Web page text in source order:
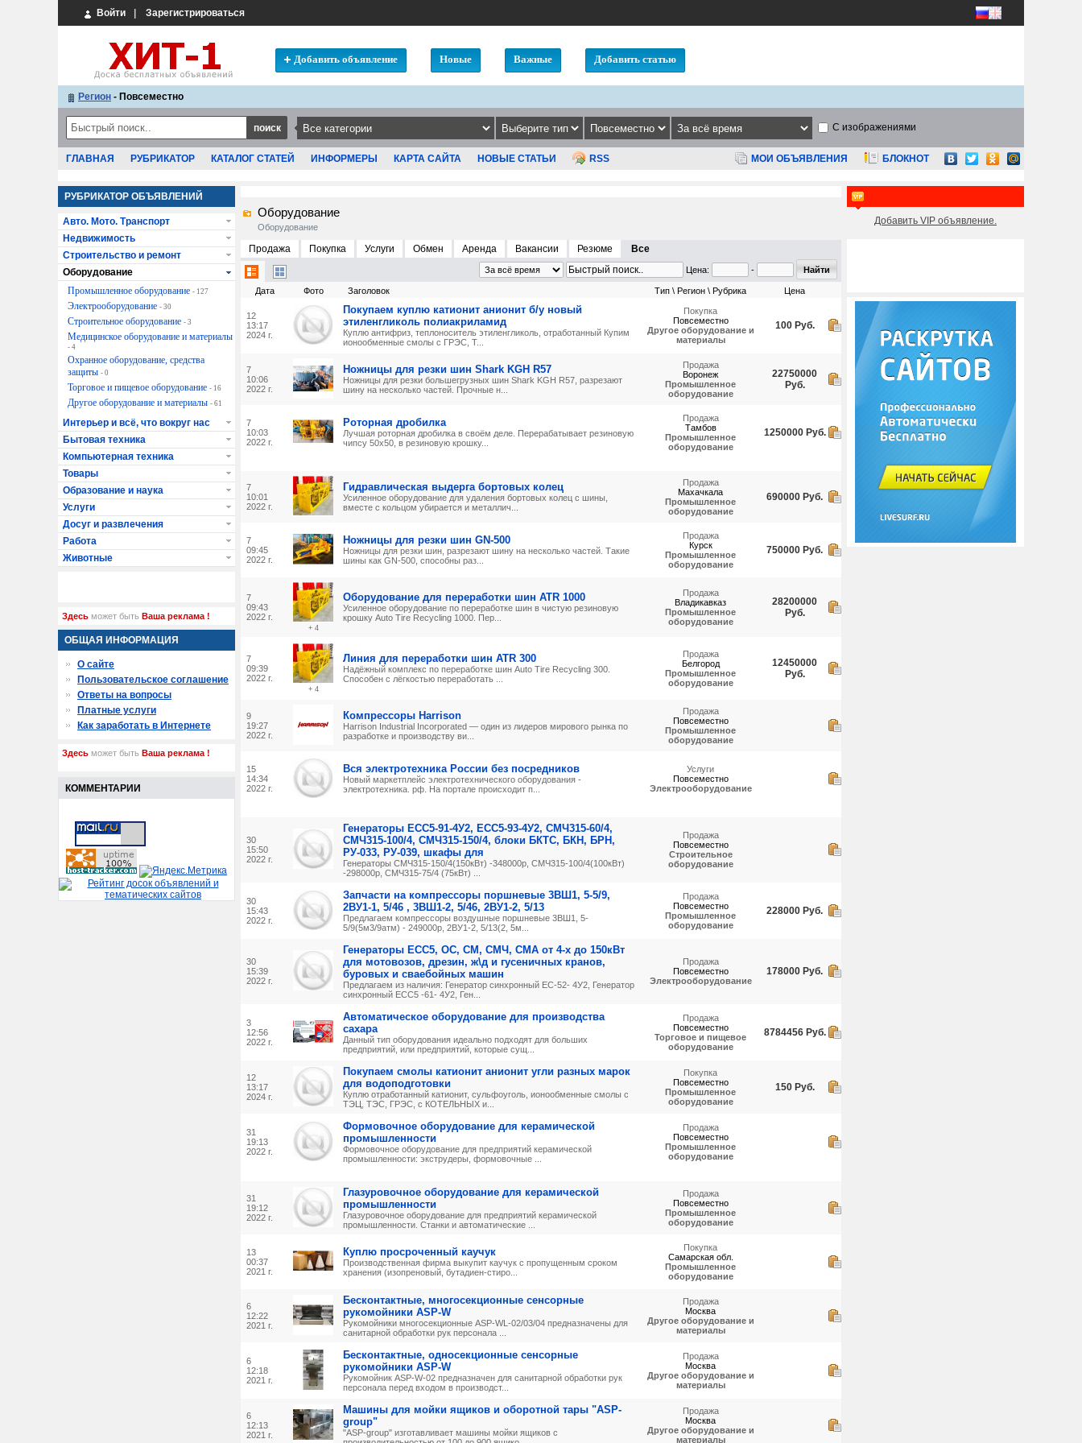
Войти Зарегистрироваться
Добавить объявление Новые Важные Добавить статью
Регион - Повсеместно
С изображениями
ГЛАВНАЯ РУБРИКАТОР КАТАЛОГ СТАТЕЙ ИНФОРМЕРЫ КАРТА САЙТА НОВЫЕ СТАТЬИ RSS МОИ ОБЪЯВЛЕНИЯ БЛОКНОТ
Оборудование
Оборудование
Продажа Покупка Услуги Обмен Аренда Вакансии Резюме Все
Цена: -
Дата Фото Заголовок Тип \ Регион \ Рубрика Цена
12
13:17
2024 г.
Покупаем куплю катионит анионит б/у новый
этиленгликоль полиакриламид
Куплю антифриз, теплоноситель этиленгликоль, отработанный Купим
ионообменные смолы с ГРЭС, Т...
Покупка
Повсеместно
Другое оборудование и
материалы
100 Руб.
7
10:06
2022 г.
Ножницы для резки шин Shark KGH R57
Ножницы для резки большегрузных шин Shark KGH R57, разрезают
шину на несколько частей. Прочные н...
Продажа
Воронеж
Промышленное
оборудование
22750000
Руб.
7
10:03
2022 г.
Роторная дробилка
Лучшая роторная дробилка в своём деле. Перерабатывает резиновую
чипсу 50х50, в резиновую крошку...
Продажа
Тамбов
Промышленное
оборудование
1250000 Руб.
7
10:01
2022 г.
Гидравлическая выдерга бортовых колец
Усиленное оборудование для удаления бортовых колец с шины,
вместе с кольцом убирается и металлич...
Продажа
Махачкала
Промышленное
оборудование
690000 Руб.
7
09:45
2022 г.
Ножницы для резки шин GN-500
Ножницы для резки шин, разрезают шину на несколько частей. Такие
шины как GN-500, способны раз...
Продажа
Курск
Промышленное
оборудование
750000 Руб.
7
09:43
2022 г.
+ 4
Оборудование для переработки шин ATR 1000
Усиленное оборудование по переработке шин в чистую резиновую
крошку Auto Tire Recycling 1000. Пер...
Продажа
Владикавказ
Промышленное
оборудование
28200000
Руб.
7
09:39
2022 г.
+ 4
Линия для переработки шин ATR 300
Надёжный комплекс по переработке шин Auto Tire Recycling 300.
Способен с лёгкостью переработать ...
Продажа
Белгород
Промышленное
оборудование
12450000
Руб.
9
19:27
2022 г.
Компрессоры Harrison
Harrison Industrial Incorporated — один из лидеров мирового рынка по
разработке и производству ви...
Продажа
Повсеместно
Промышленное
оборудование
15
14:34
2022 г.
Вся электротехника России без посредников
Новый маркетплейс электротехнического оборудования -
электротехника. рф. На портале происходит п...
Услуги
Повсеместно
Электрооборудование
30
15:50
2022 г.
Генераторы ЕСС5-91-4У2, ЕСС5-93-4У2, СМЧ315-60/4,
СМЧ315-100/4, СМЧ315-150/4, блоки БКТС, БКН, БРН,
РУ-033, РУ-039, шкафы для
Генераторы СМЧ315-150/4(150кВт) -348000р, СМЧ315-100/4(100кВт)
-298000р, СМЧ315-75/4 (75кВт) ...
Продажа
Повсеместно
Строительное
оборудование
30
15:43
2022 г.
Запчасти на компрессоры поршневые 3ВШ1, 5-5/9,
2ВУ1-1, 5/46 , 3ВШ1-2, 5/46, 2ВУ1-2, 5/13
Предлагаем компрессоры воздушные поршневые 3ВШ1, 5-
5/9(5м3/9атм) - 249000р, 2ВУ1-2, 5/13(2, 5м...
Продажа
Повсеместно
Промышленное
оборудование
228000 Руб.
30
15:39
2022 г.
Генераторы ЕСС5, ОС, СМ, СМЧ, СМА от 4-х до 150кВт
для мотовозов, дрезин, ж\д и гусеничных кранов,
буровых и сваебойных машин
Предлагаем из наличия: Генератор синхронный ЕС-52- 4У2, Генератор
синхронный ЕСС5 -61- 4У2, Ген...
Продажа
Повсеместно
Электрооборудование
178000 Руб.
3
12:56
2022 г.
Автоматическое оборудование для производства
сахара
Данный тип оборудования идеально подходят для больших
предприятий, или предприятий, которые сущ...
Продажа
Повсеместно
Торговое и пищевое
оборудование
8784456 Руб.
12
13:17
2024 г.
Покупаем смолы катионит анионит угли разных марок
для водоподготовки
Куплю отработанный катионит, сульфоуголь, ионообменные смолы с
ТЭЦ, ТЭС, ГРЭС, с КОТЕЛЬНЫХ и...
Покупка
Повсеместно
Промышленное
оборудование
150 Руб.
31
19:13
2022 г.
Формовочное оборудование для керамической
промышленности
Формовочное оборудование для предприятий керамической
промышленности: экструдеры, формовочные ...
Продажа
Повсеместно
Промышленное
оборудование
31
19:12
2022 г.
Глазуровочное оборудование для керамической
промышленности
Глазуровочное оборудование для предприятий керамической
промышленности. Станки и автоматические ...
Продажа
Повсеместно
Промышленное
оборудование
13
00:37
2021 г.
Куплю просроченный каучук
Производственная фирма выкупит каучук с пропущенным сроком
хранения (изопреновый, бутадиен-стиро...
Покупка
Самарская обл.
Промышленное
оборудование
6
12:22
2021 г.
Бесконтактные, многосекционные сенсорные
рукомойники ASP-W
Рукомойники многосекционные ASP-WL-02/03/04 предназначены для
санитарной обработки рук персонала ...
Продажа
Москва
Другое оборудование и
материалы
6
12:18
2021 г.
Бесконтактные, односекционные сенсорные
рукомойники ASP-W
Рукомойник ASP-W-02 предназначен для санитарной обработки рук
персонала перед входом в производст...
Продажа
Москва
Другое оборудование и
материалы
6
12:13
2021 г.
Машины для мойки ящиков и оборотной тары "ASP-
group"
"ASP-group" изготавливает машины мойки ящиков с
Продажа
Москва
Другое оборудование и
материалы
РУБРИКАТОР ОБЪЯВЛЕНИЙ
Авто. Мото. Транспорт
Недвижимость
Строительство и ремонт
Оборудование
Промышленное оборудование - 127
Электрооборудование - 30
Строительное оборудование - 3
Медицинское оборудование и материалы
- 4
Охранное оборудование, средства
защиты - 0
Торговое и пищевое оборудование - 16
Другое оборудование и материалы - 61
Интерьер и всё, что вокруг нас
Бытовая техника
Компьютерная техника
Товары
Образование и наука
Услуги
Досуг и развлечения
Работа
Животные
Здесь может быть Ваша реклама !
ОБЩАЯ ИНФОРМАЦИЯ
О сайте
Пользовательское соглашение
Ответы на вопросы
Платные услуги
Как заработать в Интернете
Здесь может быть Ваша реклама !
КОММЕНТАРИИ
Добавить VIP объявление.